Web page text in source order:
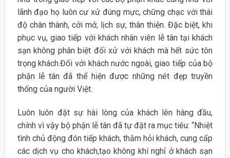
lãnh đạo họ luôn cư xử đúng mực, chững chạc với thái
độ chân thành, cởi mở, lịch sự, thân thiện. Đặc biệt, khi
phục vụ, giao tiếp với khách nhân viên lễ tân tại khách
sạn không phân biệt đối xử với khách mà hết sức tôn
trọng khách.Đối với khách nước ngoài, giao tiếp của bộ
phận lễ tân đã thể hiện được những nét đẹp truyền
thống của người Việt.
Luôn luôn đặt sự hài lòng của khách lên hàng đầu,
chính vì vậy bộ phận lễ tân đã tự đặt ra mục tiêu: “Nhiệt
tình chủ động đón tiếp khách, thăm hỏi khách, cung cấp
các dịch vụ cho khách,tạo không khí nghỉ ở khách sạn